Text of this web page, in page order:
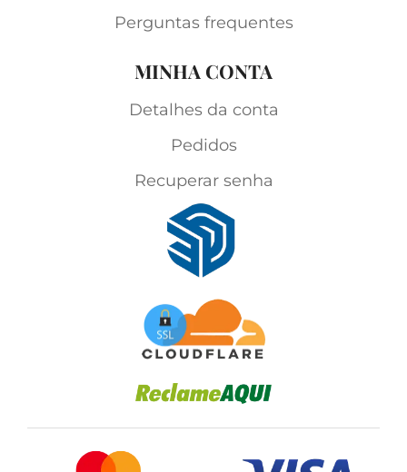
Perguntas frequentes
MINHA CONTA
Detalhes da conta
Pedidos
Recuperar senha